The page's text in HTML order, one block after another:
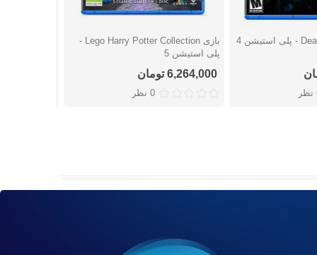
دوست داشتن
بازی Lego Harry Potter Collection -
پلی استیشن 5
6,264,000 تومان
0 نظر